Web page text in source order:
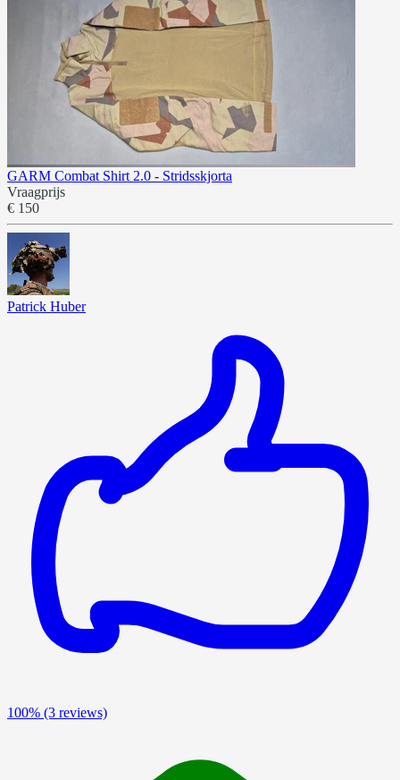
GARM Combat Shirt 2.0 - Stridsskjorta
Vraagprijs
€ 150
Patrick Huber
100% (3 reviews)